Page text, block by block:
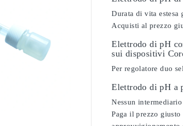
Durata di vita estesa
Acquisti al prezzo
Elettrodo di pH
sui dispositivi
Per regolatore duo
Elettrodo di pH a
Nessun
Paga il prezzo